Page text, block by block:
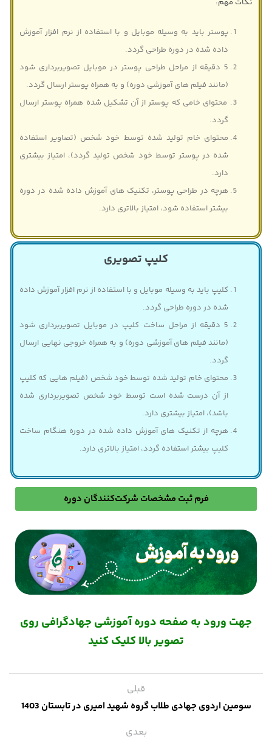
پوستر باید به وسیله موبایل و با استفاده از نرم افزار آموزش
داده شده در دوره طراحی گردد.
5 دقیقه از مراحل طراحی پوستر در موبایل تصویربرداری شود
(مانند فیلم های آموزشی دوره) و به همراه پوستر ارسال گردد.
محتوای خامی که پوستر از آن تشکیل شده همراه پوستر ارسال
گردد.
محتوای خام تولید شده توسط خود شخص (تصاویر استفاده
شده در پوستر توسط خود شخص تولید گردد)، امتیاز بیشتری
دارد.
هرچه در طراحی پوستر، تکنیک های آموزش داده شده در دوره
بیشتر استفاده شود، امتیاز بالاتری دارد.
کلیپ تصویری
کلیپ باید به وسیله موبایل و با استفاده از نرم افزار آموزش داده
شده در دوره طراحی گردد.
5 دقیقه از مراحل ساخت کلیپ در موبایل تصویربرداری شود
(مانند فیلم های آموزشی دوره) و به همراه خروجی نهایی ارسال
گردد.
محتوای خام تولید شده توسط خود شخص (فیلم هایی که کلیپ
از آن درست شده است توسط خود شخص تصویربرداری شده
باشد)، امتیاز بیشتری دارد.
هرچه از تکنیک های آموزش داده شده در دوره هنگام ساخت
کلیپ بیشتر استفاده گردد، امتیاز بالاتری دارد.
فرم ثبت مشخصات شرکت‌کنندگان دوره
جهت ورود به صفحه دوره آموزشی جهادگرافی روی
تصویر بالا کلیک کنید
قبلی
سومین اردوی جهادی طلاب گروه شهید امیری در تابستان 1403
بعدی